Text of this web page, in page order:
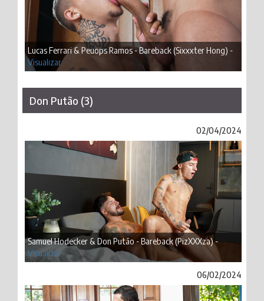
Lucas Ferrari & Peuops Ramos - Bareback (Sixxxter Hong) -
Visualizar
Don Putão (3)
02/04/2024
Samuel Hodecker & Don Putão - Bareback (PizXXXza) -
Visualizar
06/02/2024